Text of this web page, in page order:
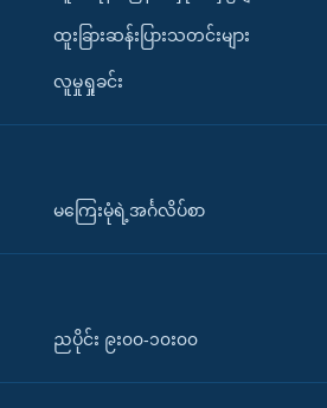
ထူးခြားဆန်းပြားသတင်းများ
လူမှုရှုခင်း
မကြေးမုံရဲ့အင်္ဂလိပ်စာ
ညပိုင်း ၉း၀၀-၁၀း၀၀